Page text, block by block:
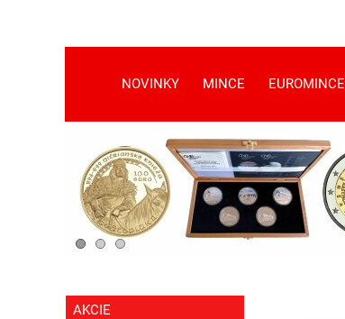
NOVINKY MINCE EUROMINCE
AKCIE